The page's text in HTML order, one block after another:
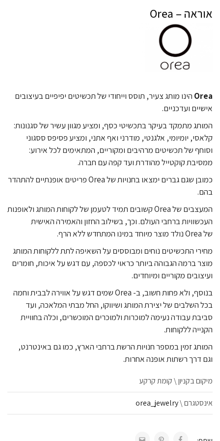
אוראה – Orea
Orea הינו מותג צעיר, תוסס וייחודי של תכשיטים יפיפיים בעיצובים
אישיים ועדכניים.
המותג מתמקד בעיקר בתכשיטי כסף, ומציע מגוון עשיר של סגנונות:
קלאסי, יומיומי, אלגנטי, מודרני ואף אתני, ומציע פסיפס ססגוני
וסוחף של תכשיטים מרהיבים ומקוריים, המתאימים לכל אירוע:
ממסיבת קוקטייל מהודרת ועד קפה עם חברה.
כמובן שגם גברים ימצאו בחנויות של Orea פריטים אופנתיים להתהדר
בהם.
המעצבים של Orea קשובים תמיד לטעמן של לקוחות המותג ולאופנות
העכשוויות ברחבי העולם. וכך, בשילוב החזון והאמירה האישית
של Orea נולד מוצר מיוחד במינו המתחדש ללא הרף.
מחירי התכשיטים נוחים ומבוססים על השאיפה לתת ללקוחות המותג
מוצר ברמה הגבוהה ביותר כראוי לכספה, עם דגש על איכות, חומרים
ועיצובים מקוריים ומיוחדים.
בנוסף, ולא פחות חשוב, ב- Orea שמים דגש על אווירה לבבית וחמה
בכל השלבים של יצירת המותג ושיווקו, החל מבתי המלאכה, ועד
סביבת עבודה נעימה למוכרות ולמוכרים המוכשרים, וכלה בחוויית
הקנייה ללקוחות.
המותג זמין במספר חנויות הרשת ברחבי הארץ, כמו גם באינטרנט,
וגם דרך רשתות אופנה אחרות.
מיקום בקניון \ קומת קרקע
אינסטגרם \orea_jewelry